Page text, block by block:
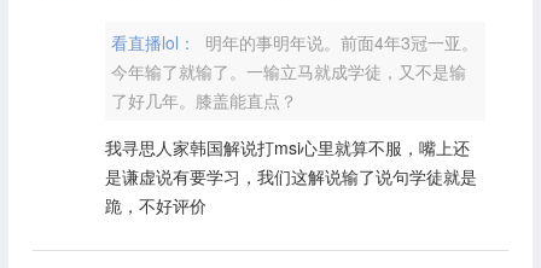
看直播lol：
明年的事明年说。前面4年3冠一亚。
今年输了就输了。一输立马就成学徒，又不是输
了好几年。膝盖能直点？
我寻思人家韩国解说打msi心里就算不服，嘴上还
是谦虚说有要学习，我们这解说输了说句学徒就是
跪，不好评价